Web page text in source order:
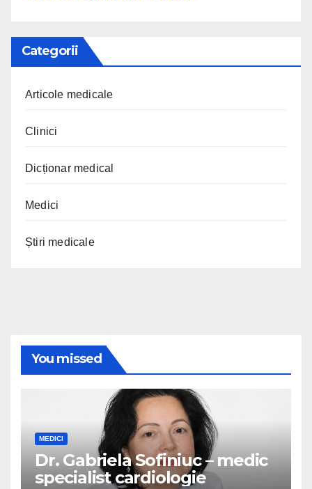
Categorii
Articole medicale
Clinici
Dicționar medical
Medici
Știri medicale
You missed
MEDICI
Dr. Gabriela Sofiniuc – medic
specialist cardiologie